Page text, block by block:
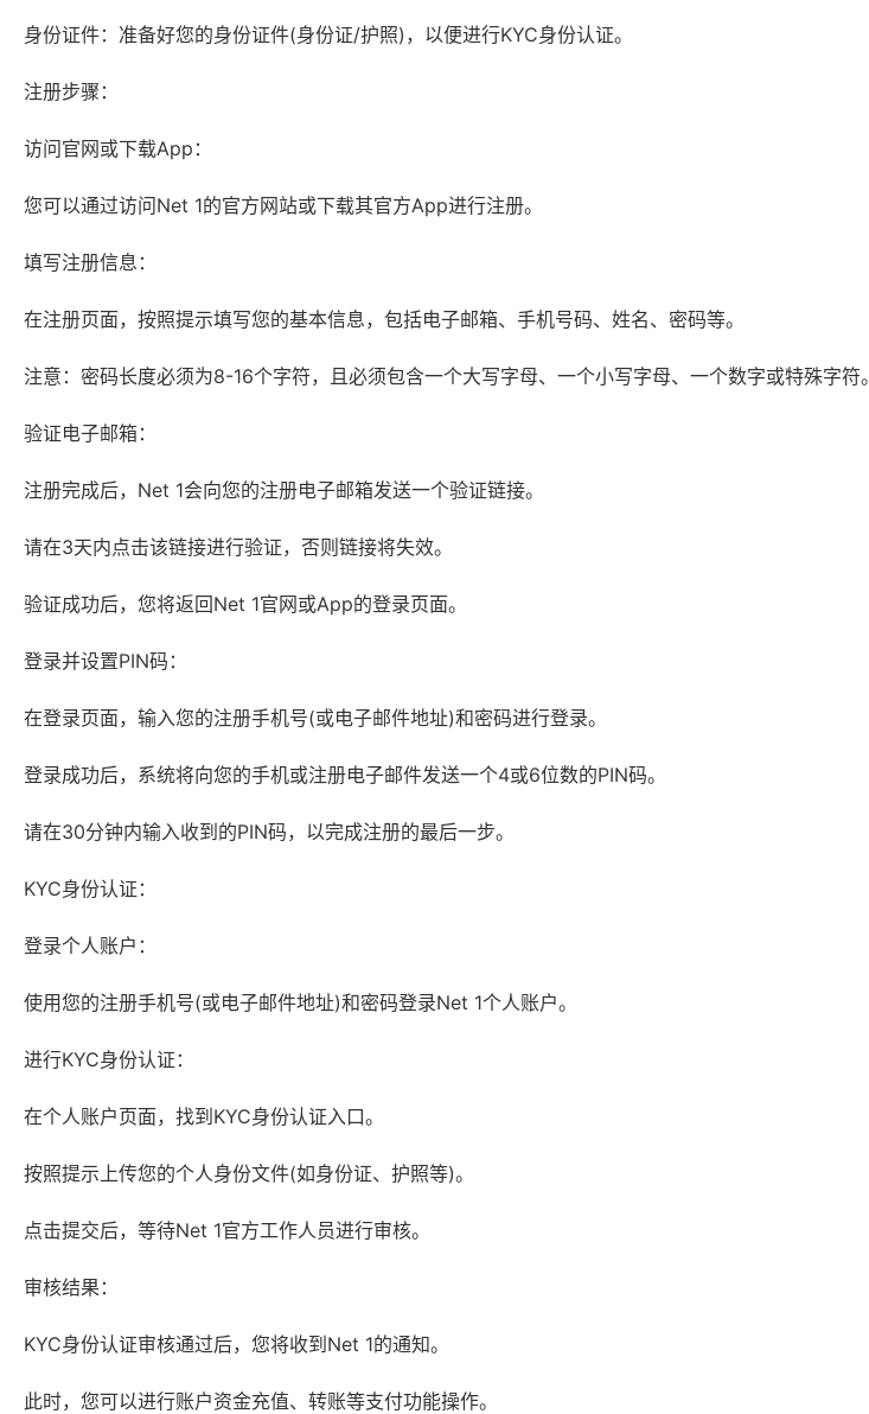
身份证件：准备好您的身份证件(身份证/护照)，以便进行KYC身份认证。
注册步骤：
访问官网或下载App：
您可以通过访问Net 1的官方网站或下载其官方App进行注册。
填写注册信息：
在注册页面，按照提示填写您的基本信息，包括电子邮箱、手机号码、姓名、密码等。
注意：密码长度必须为8-16个字符，且必须包含一个大写字母、一个小写字母、一个数字或特殊字符。
验证电子邮箱：
注册完成后，Net 1会向您的注册电子邮箱发送一个验证链接。
请在3天内点击该链接进行验证，否则链接将失效。
验证成功后，您将返回Net 1官网或App的登录页面。
登录并设置PIN码：
在登录页面，输入您的注册手机号(或电子邮件地址)和密码进行登录。
登录成功后，系统将向您的手机或注册电子邮件发送一个4或6位数的PIN码。
请在30分钟内输入收到的PIN码，以完成注册的最后一步。
KYC身份认证：
登录个人账户：
使用您的注册手机号(或电子邮件地址)和密码登录Net 1个人账户。
进行KYC身份认证：
在个人账户页面，找到KYC身份认证入口。
按照提示上传您的个人身份文件(如身份证、护照等)。
点击提交后，等待Net 1官方工作人员进行审核。
审核结果：
KYC身份认证审核通过后，您将收到Net 1的通知。
此时，您可以进行账户资金充值、转账等支付功能操作。